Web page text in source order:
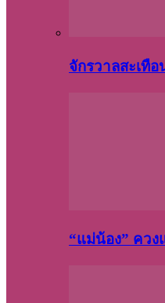
จักรวาลสะเทื
“แม่น้อง” ควง